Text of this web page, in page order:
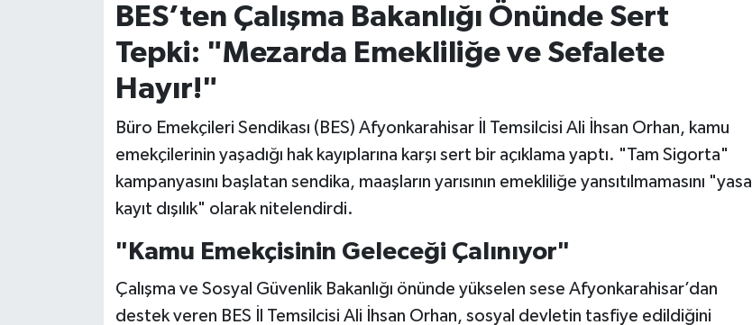
BES’ten Çalışma Bakanlığı Önünde Sert
Tepki: "Mezarda Emekliliğe ve Sefalete
Hayır!"
Büro Emekçileri Sendikası (BES) Afyonkarahisar İl Temsilcisi Ali İhsan Orhan, kamu
emekçilerinin yaşadığı hak kayıplarına karşı sert bir açıklama yaptı. "Tam Sigorta"
kampanyasını başlatan sendika, maaşların yarısının emekliliğe yansıtılmamasını "yasal
kayıt dışılık" olarak nitelendirdi.
"Kamu Emekçisinin Geleceği Çalınıyor"
Çalışma ve Sosyal Güvenlik Bakanlığı önünde yükselen sese Afyonkarahisar’dan
destek veren BES İl Temsilcisi Ali İhsan Orhan, sosyal devletin tasfiye edildiğini